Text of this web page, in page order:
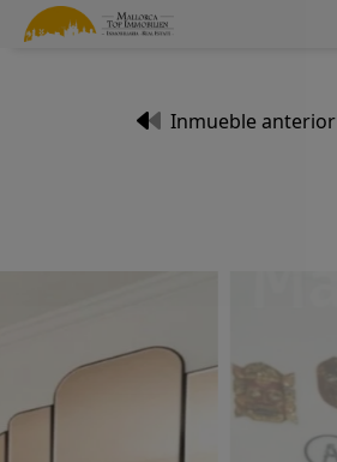
Inmueble anterior